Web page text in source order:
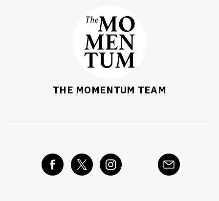
THE MOMENTUM TEAM